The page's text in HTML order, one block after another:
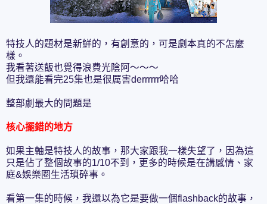
特技人的題材是新鮮的，有創意的，可是劇本真的不怎麼
樣。
我看著送飯也覺得浪費光陰阿～～～
但我還能看完25集也是很厲害derrrrrr哈哈
整部劇最大的問題是
核心擺錯的地方
如果主軸是特技人的故事，那大家跟我一樣失望了，因為這
只是佔了整個故事的1/10不到，更多的時候是在講感情、家
庭&娛樂圈生活瑣碎事。
看第一集的時候，我還以為它是要做一個flashback的故事，